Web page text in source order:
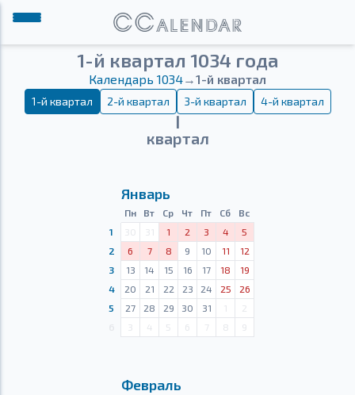
1-й квартал 1034 года
Календарь 1034→1-й квартал
1-й квартал 2-й квартал 3-й квартал 4-й квартал
Ⅰ
квартал
Январь
Пн Вт Ср Чт Пт Сб
Вс
1
30 31 1 2 3 4
5
2
6 7 8 9 10 11
12
3
13 14 15 16 17 18
19
4
20 21 22 23 24 25
26
5
27 28 29 30 31 1
2
3 4 5 6 7 8 9
Февраль